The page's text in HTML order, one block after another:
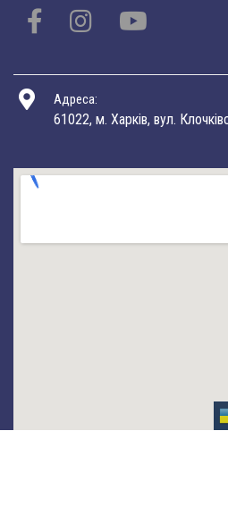
Адреса:
61022, м. Харків, вул.